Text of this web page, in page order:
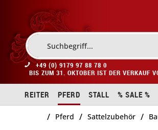
+49 (0) 9179 97 88 78 0
BIS ZUM 31. OKTOBER IST DER VERKAUF
REITER PFERD STALL % SALE %
/ Pferd / Sattelzubehör /